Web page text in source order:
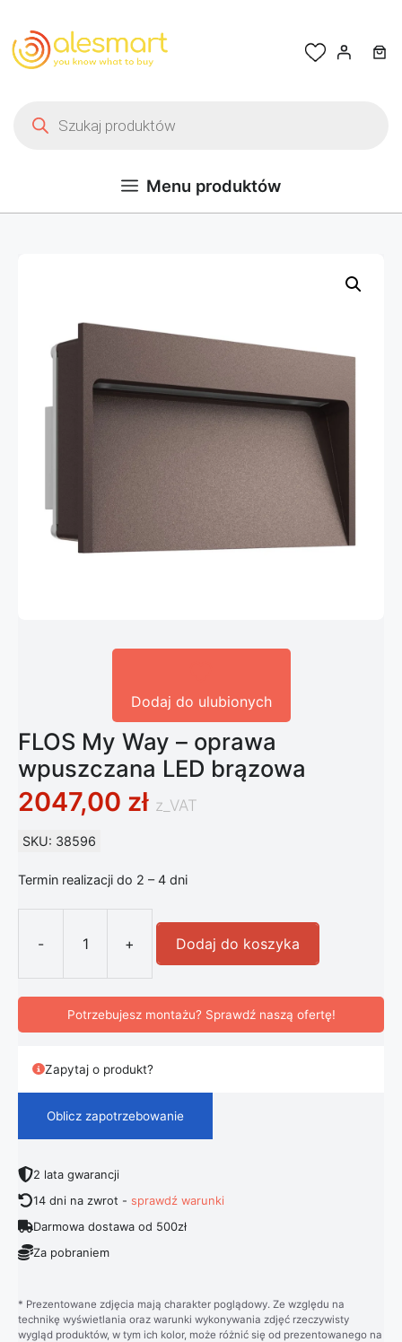
Menu produktów
Dodaj do ulubionych
FLOS My Way – oprawa
wpuszczana LED brązowa
2047,00 zł z_VAT
SKU: 38596
Termin realizacji do 2 – 4 dni
-
ilość FLOS My Way - oprawa
+ Dodaj do koszyka
Potrzebujesz montażu? Sprawdź naszą ofertę!
Zapytaj o produkt?
Oblicz zapotrzebowanie
2 lata gwarancji
14 dni na zwrot -sprawdź warunki
Darmowa dostawa od 500zł
Za pobraniem
* Prezentowane zdjęcia mają charakter poglądowy. Ze względu na
technikę wyświetlania oraz warunki wykonywania zdjęć rzeczywisty
wygląd produktów, w tym ich kolor, może różnić się od prezentowanego na